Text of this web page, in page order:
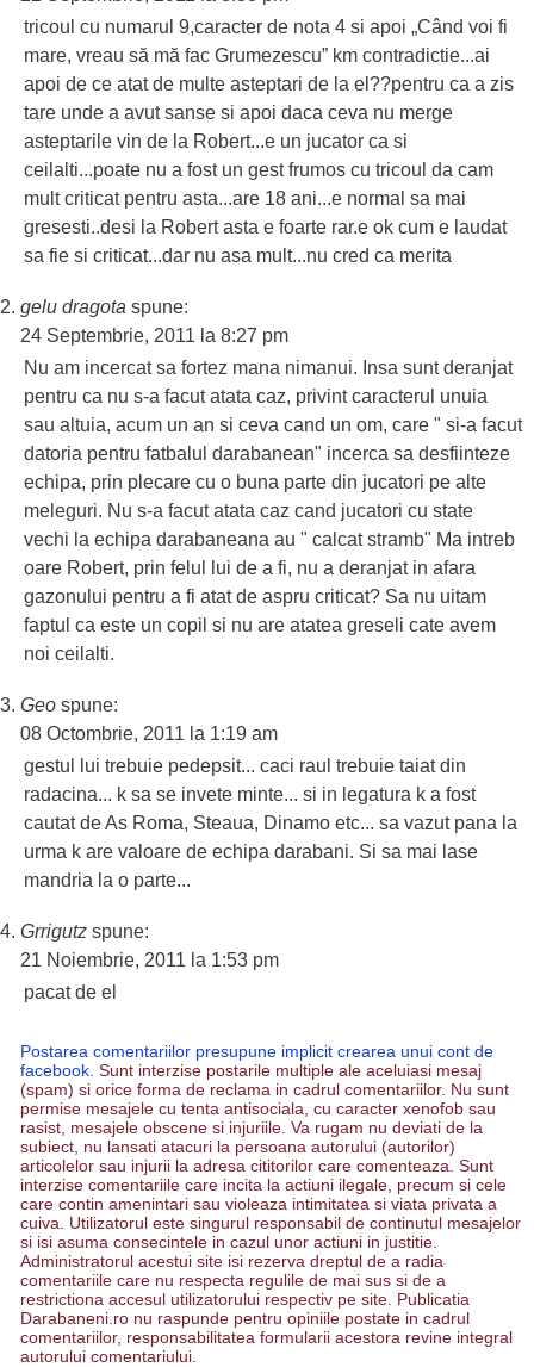
tricoul cu numarul 9,caracter de nota 4 si apoi „Când voi fi
mare, vreau să mă fac Grumezescu” km contradictie...ai
apoi de ce atat de multe asteptari de la el??pentru ca a zis
tare unde a avut sanse si apoi daca ceva nu merge
asteptarile vin de la Robert...e un jucator ca si
ceilalti...poate nu a fost un gest frumos cu tricoul da cam
mult criticat pentru asta...are 18 ani...e normal sa mai
gresesti..desi la Robert asta e foarte rar.e ok cum e laudat
sa fie si criticat...dar nu asa mult...nu cred ca merita
gelu dragota spune:
24 Septembrie, 2011 la 8:27 pm
Nu am incercat sa fortez mana nimanui. Insa sunt deranjat
pentru ca nu s-a facut atata caz, privint caracterul unuia
sau altuia, acum un an si ceva cand un om, care " si-a facut
datoria pentru fatbalul darabanean" incerca sa desfiinteze
echipa, prin plecare cu o buna parte din jucatori pe alte
meleguri. Nu s-a facut atata caz cand jucatori cu state
vechi la echipa darabaneana au " calcat stramb" Ma intreb
oare Robert, prin felul lui de a fi, nu a deranjat in afara
gazonului pentru a fi atat de aspru criticat? Sa nu uitam
faptul ca este un copil si nu are atatea greseli cate avem
noi ceilalti.
Geo spune:
08 Octombrie, 2011 la 1:19 am
gestul lui trebuie pedepsit... caci raul trebuie taiat din
radacina... k sa se invete minte... si in legatura k a fost
cautat de As Roma, Steaua, Dinamo etc... sa vazut pana la
urma k are valoare de echipa darabani. Si sa mai lase
mandria la o parte...
Grrigutz spune:
21 Noiembrie, 2011 la 1:53 pm
pacat de el
Postarea comentariilor presupune implicit crearea unui cont de
facebook. Sunt interzise postarile multiple ale aceluiasi mesaj
(spam) si orice forma de reclama in cadrul comentariilor. Nu sunt
permise mesajele cu tenta antisociala, cu caracter xenofob sau
rasist, mesajele obscene si injuriile. Va rugam nu deviati de la
subiect, nu lansati atacuri la persoana autorului (autorilor)
articolelor sau injurii la adresa cititorilor care comenteaza. Sunt
interzise comentariile care incita la actiuni ilegale, precum si cele
care contin amenintari sau violeaza intimitatea si viata privata a
cuiva. Utilizatorul este singurul responsabil de continutul mesajelor
si isi asuma consecintele in cazul unor actiuni in justitie.
Administratorul acestui site isi rezerva dreptul de a radia
comentariile care nu respecta regulile de mai sus si de a
restrictiona accesul utilizatorului respectiv pe site. Publicatia
Darabaneni.ro nu raspunde pentru opiniile postate in cadrul
comentariilor, responsabilitatea formularii acestora revine integral
autorului comentariului.